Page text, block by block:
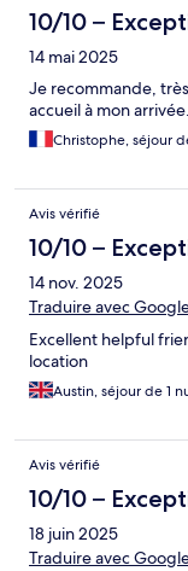
10/10 –
14 mai 2025
Je recommande,
accueil à mon
Christophe, séjour
Avis vérifié
10/10 –
14 nov. 2025
Traduire avec
Excellent helpful
location
Austin, séjour de 1
Avis vérifié
10/10 –
18 juin 2025
Traduire avec